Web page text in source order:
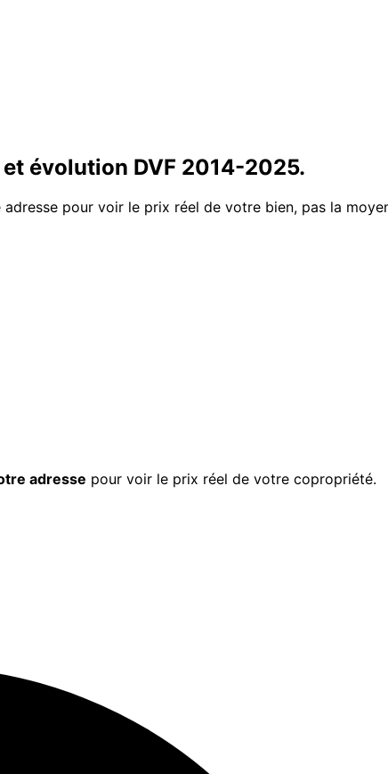
évolution DVF 2014-2025.
pour voir le prix réel de votre bien, pas la
adresse pour voir le prix réel de votre copropriété.